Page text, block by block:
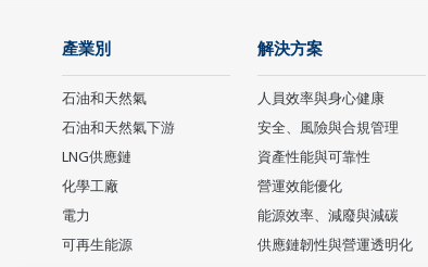
產業別
石油和天然氣
石油和天然氣下游
LNG供應鏈
化學工廠
電力
可再生能源
解決方案
人員效率與身心健康
安全、風險與合規管理
資產性能與可靠性
營運效能優化
能源效率、減廢與減碳
供應鏈韌性與營運透明化